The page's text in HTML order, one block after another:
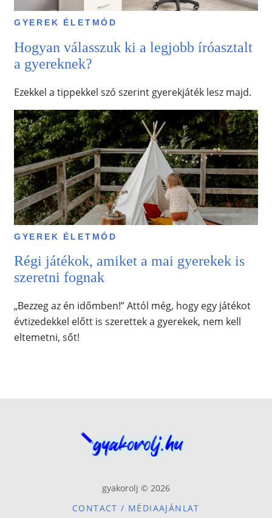
GYEREK ÉLETMÓD
Hogyan válasszuk ki a legjobb íróasztalt
a gyereknek?
Ezekkel a tippekkel szó szerint gyerekjáték lesz majd.
GYEREK ÉLETMÓD
Régi játékok, amiket a mai gyerekek is
szeretni fognak
„Bezzeg az én időmben!” Attól még, hogy egy játékot
évtizedekkel előtt is szerettek a gyerekek, nem kell
eltemetni, sőt!
gyakorolj © 2026
CONTACT / MÉDIAAJÁNLAT